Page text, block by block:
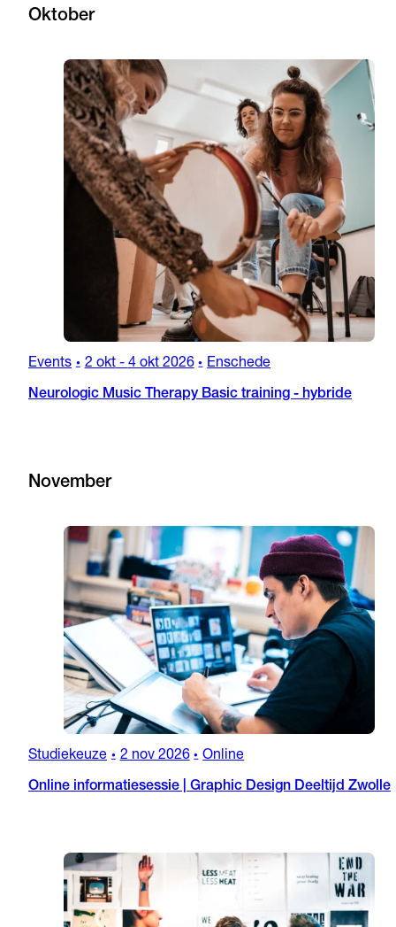
Oktober
Events • 2 okt- 4 okt 2026 • Enschede
Neurologic Music Therapy Basic training - hybride
November
Studiekeuze • 2 nov 2026 • Online
Online informatiesessie | Graphic Design Deeltijd Zwolle